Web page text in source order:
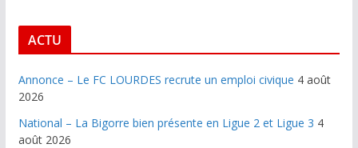
ACTU
Annonce – Le FC LOURDES recrute un emploi civique 4 août
2026
National – La Bigorre bien présente en Ligue 2 et Ligue 3 4
août 2026